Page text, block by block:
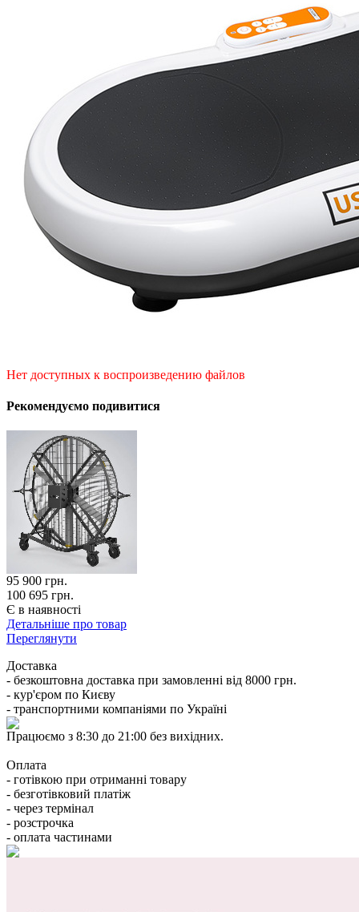
Нет доступных к воспроизведению файлов
Рекомендуємо подивитися
95 900 грн.
100 695 грн.
Є в наявності
Детальніше про товар
Переглянути
Доставка
- безкоштовна доставка при замовленні від 8000 грн.
- кур'єром по Києву
- транспортними компаніями по Україні
Працюємо з 8:30 до 21:00 без вихідних.
Оплата
- готівкою при отриманні товару
- безготівковий платіж
- через термінал
- розстрочка
- оплата частинами